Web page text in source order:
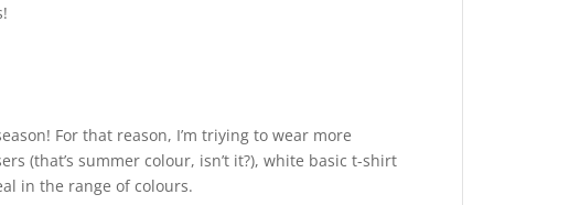
For that reason, I’m triying to wear more
(that’s summer colour, isn’t it?), white basic t-shirt
in the range of colours.